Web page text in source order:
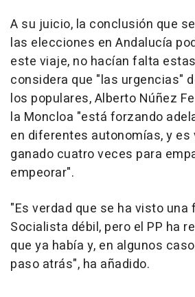
A su juicio, la conclusión que
las elecciones en Andalucía
este viaje, no hacían falta
considera que "las urgencias"
los populares, Alberto Núñez
la Moncloa "está forzando
en diferentes autonomías, y es
ganado cuatro veces para
empeorar".
"Es verdad que se ha visto una
Socialista débil, pero el PP ha
que ya había y, en algunos
paso atrás", ha añadido.